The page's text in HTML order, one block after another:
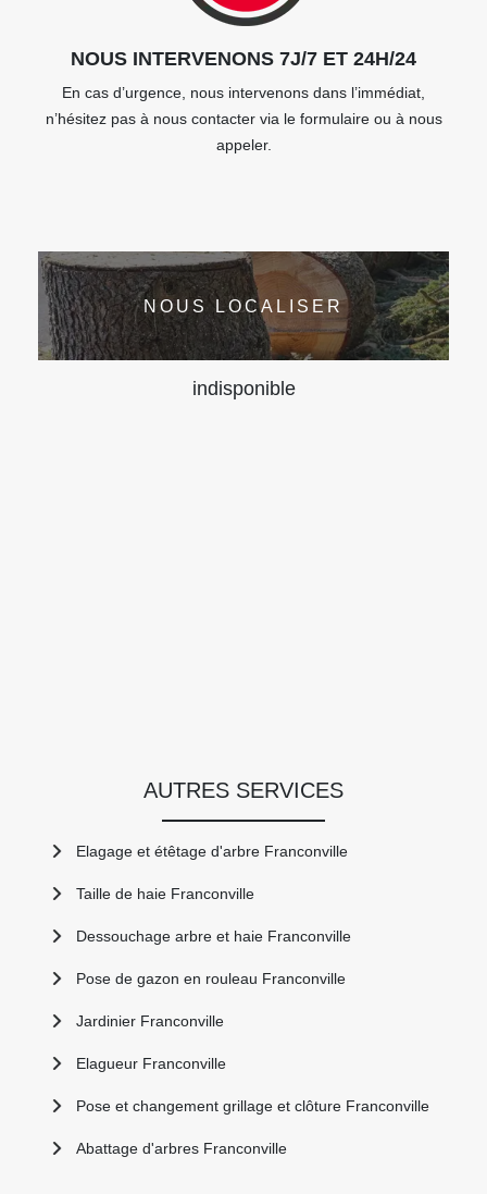
NOUS INTERVENONS 7J/7 ET 24H/24
En cas d’urgence, nous intervenons dans l’immédiat,
n’hésitez pas à nous contacter via le formulaire ou à nous
appeler.
NOUS LOCALISER
indisponible
AUTRES SERVICES
Elagage et étêtage d'arbre Franconville
Taille de haie Franconville
Dessouchage arbre et haie Franconville
Pose de gazon en rouleau Franconville
Jardinier Franconville
Elagueur Franconville
Pose et changement grillage et clôture Franconville
Abattage d'arbres Franconville